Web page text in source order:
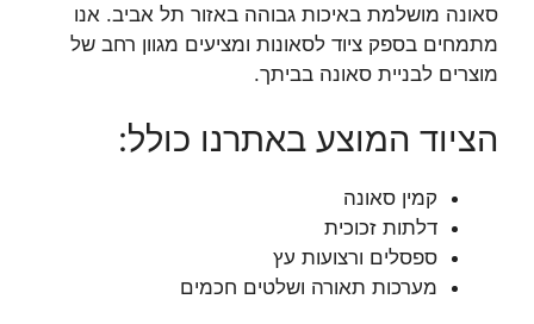
סאונה מושלמת באיכות גבוהה באזור תל אביב. אנו
מתמחים בספק ציוד לסאונות ומציעים מגוון רחב של
מוצרים לבניית סאונה בביתך.
הציוד המוצע באתרנו כולל:
קמין סאונה
דלתות זכוכית
ספסלים ורצועות עץ
מערכות תאורה ושלטים חכמים